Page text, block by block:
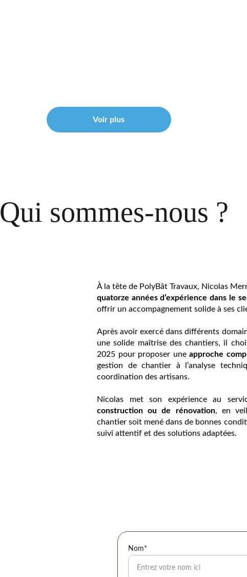
Voir plus
Qui sommes-nous ?
À la tête de PolyBât Travaux, Nicolas
quatorze années d’expérience dans le
offrir un accompagnement solide à ses
Après avoir exercé dans différents
une solide maîtrise des chantiers, il
2025 pour proposer uneapproche
gestion de chantier à l’analyse
coordination des artisans.
Nicolas met son expérience au
construction ou de rénovation, en
chantier soit mené dans de bonnes
suivi attentif et des solutions adaptées.
Nom*